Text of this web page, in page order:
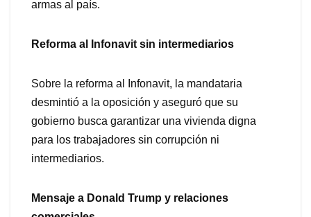
armas al país.
Reforma al Infonavit sin intermediarios
Sobre la reforma al Infonavit, la mandataria
desmintió a la oposición y aseguró que su
gobierno busca garantizar una vivienda digna
para los trabajadores sin corrupción ni
intermediarios.
Mensaje a Donald Trump y relaciones